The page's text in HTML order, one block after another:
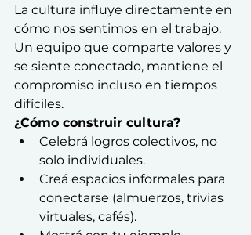
La cultura influye directamente en
cómo nos sentimos en el trabajo.
Un equipo que comparte valores y
se siente conectado, mantiene el
compromiso incluso en tiempos
difíciles.
¿Cómo construir cultura?
Celebrá logros colectivos, no
solo individuales.
Creá espacios informales para
conectarse (almuerzos, trivias
virtuales, cafés).